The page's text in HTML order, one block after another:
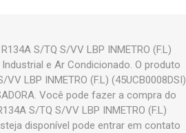
S/TQ S/VV LBP INMETRO (F.L)
e Ar Condicionado. O produto
LBP INMETRO (F.L) (45UCB0008DSI)
Você pode fazer a compra do
S/TQ S/VV LBP INMETRO (F.L)
disponível pode entrar em contato